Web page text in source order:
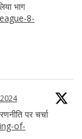
भाग
8-
पर चर्चा
of-